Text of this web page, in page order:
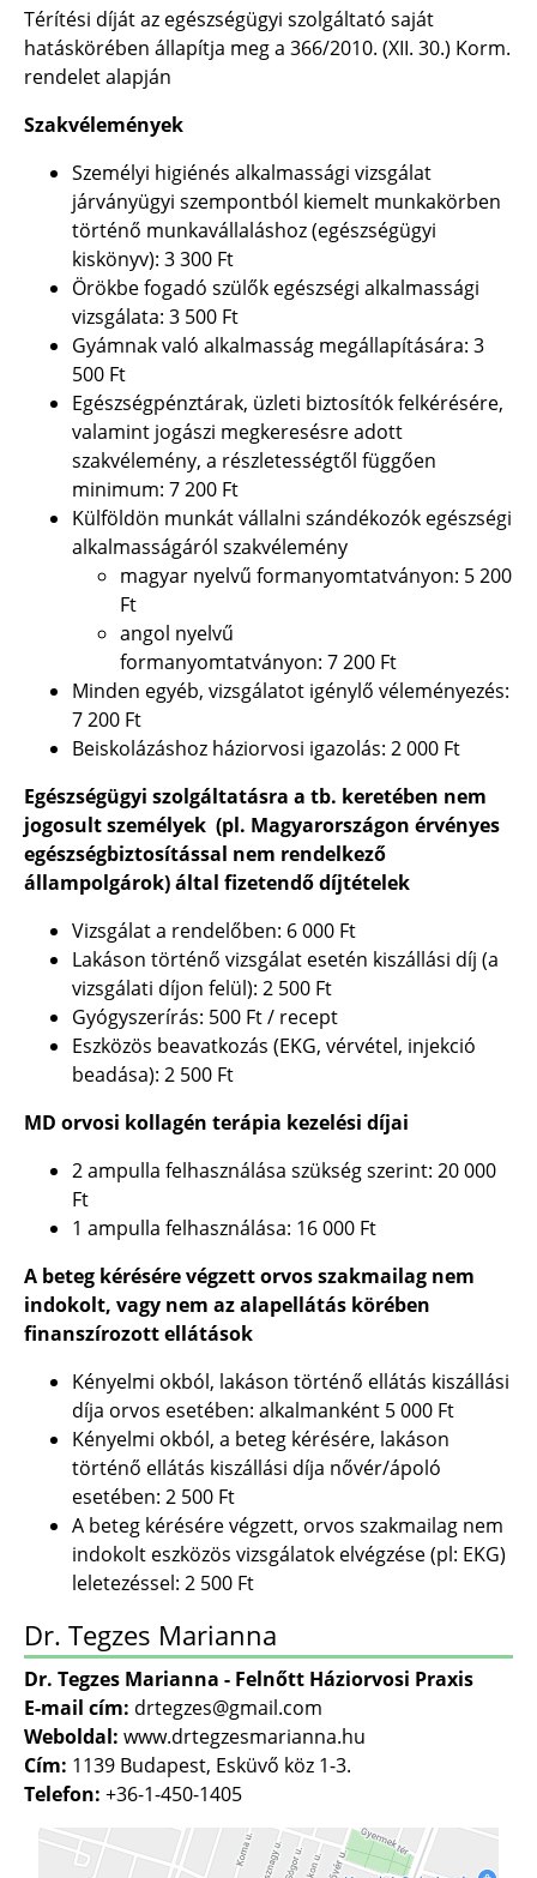
Térítési díját az egészségügyi szolgáltató saját
hatáskörében állapítja meg a 366/2010. (XII. 30.) Korm.
rendelet alapján
Szakvélemények
Személyi higiénés alkalmassági vizsgálat
járványügyi szempontból kiemelt munkakörben
történő munkavállaláshoz (egészségügyi
kiskönyv): 3 300 Ft
Örökbe fogadó szülők egészségi alkalmassági
vizsgálata: 3 500 Ft
Gyámnak való alkalmasság megállapítására: 3
500 Ft
Egészségpénztárak, üzleti biztosítók felkérésére,
valamint jogászi megkeresésre adott
szakvélemény, a részletességtől függően
minimum: 7 200 Ft
Külföldön munkát vállalni szándékozók egészségi
alkalmasságáról szakvélemény
magyar nyelvű formanyomtatványon: 5 200
Ft
angol nyelvű
formanyomtatványon: 7 200 Ft
Minden egyéb, vizsgálatot igénylő véleményezés:
7 200 Ft
Beiskolázáshoz háziorvosi igazolás: 2 000 Ft
Egészségügyi szolgáltatásra a tb. keretében nem
jogosult személyek (pl. Magyarországon érvényes
egészségbiztosítással nem rendelkező
állampolgárok) által fizetendő díjtételek
Vizsgálat a rendelőben: 6 000 Ft
Lakáson történő vizsgálat esetén kiszállási díj (a
vizsgálati díjon felül): 2 500 Ft
Gyógyszerírás: 500 Ft/ recept
Eszközös beavatkozás (EKG, vérvétel, injekció
beadása): 2 500 Ft
MD orvosi kollagén terápia kezelési díjai
2 ampulla felhasználása szükség szerint: 20 000
Ft
1 ampulla felhasználása: 16 000 Ft
A beteg kérésére végzett orvos szakmailag nem
indokolt, vagy nem az alapellátás körében
finanszírozott ellátások
Kényelmi okból, lakáson történő ellátás kiszállási
díja orvos esetében: alkalmanként 5 000 Ft
Kényelmi okból, a beteg kérésére, lakáson
történő ellátás kiszállási díja nővér/ápoló
esetében: 2 500 Ft
A beteg kérésére végzett, orvos szakmailag nem
indokolt eszközös vizsgálatok elvégzése (pl: EKG)
leletezéssel: 2 500 Ft
Dr. Tegzes Marianna
Dr. Tegzes Marianna - Felnőtt Háziorvosi Praxis
E-mail cím: drtegzes@gmail.com
Weboldal: www.drtegzesmarianna.hu
Cím: 1139 Budapest, Esküvő köz 1-3.
Telefon: +36-1-450-1405